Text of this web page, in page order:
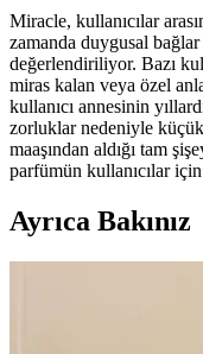
Miracle, kullanıcılar
zamanda duygusal
değerlendiriliyor. Bazı
miras kalan veya özel
kullanıcı annesinin
zorluklar nedeniyle
maaşından aldığı tam
parfümün kullanıcılar için
Ayrıca Bakınız